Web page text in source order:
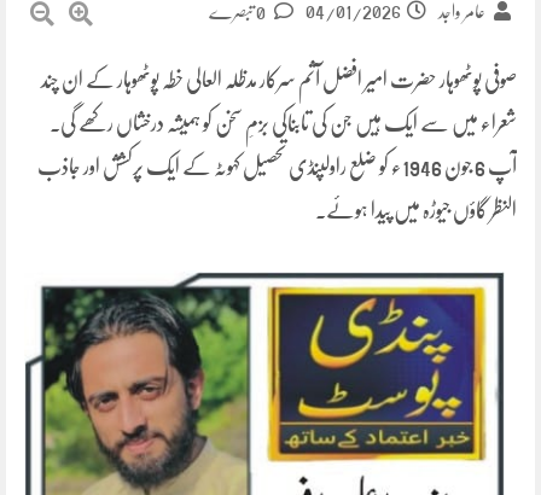
عامر واجد 04/01/2026
صوفی پوٹھوہار حضرت امیر افضل آثم سرکار مدظلہ العالی خطہ پوٹھوہار کے ان چند
شعراء میں سے ایک ہیں جن کی تابناکی بزمِ سخن کو ہمیشہ درخشاں رکھے گی۔
آپ 6 جون 1946ء کو ضلع راولپنڈی تحصیل کہوٹہ کے ایک پرکشش اور جاذب
النظر گاؤں جیوڑہ میں پیدا ہوئے۔